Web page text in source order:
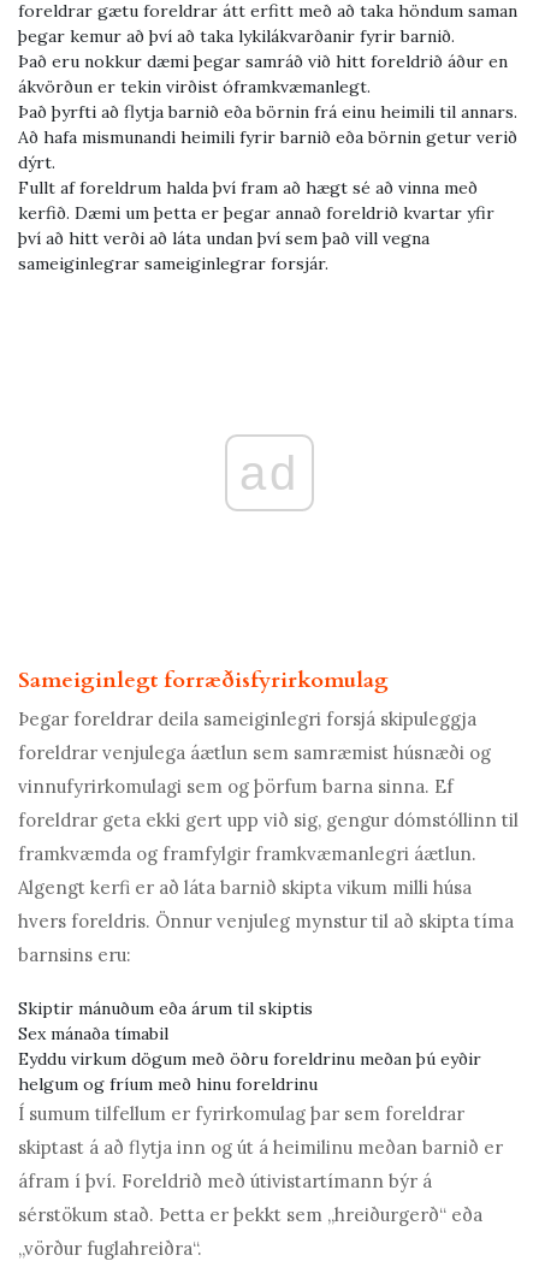
foreldrar gætu foreldrar átt erfitt með að taka höndum saman
þegar kemur að því að taka lykilákvarðanir fyrir barnið.
Það eru nokkur dæmi þegar samráð við hitt foreldrið áður en
ákvörðun er tekin virðist óframkvæmanlegt.
Það þyrfti að flytja barnið eða börnin frá einu heimili til annars.
Að hafa mismunandi heimili fyrir barnið eða börnin getur verið
dýrt.
Fullt af foreldrum halda því fram að hægt sé að vinna með
kerfið. Dæmi um þetta er þegar annað foreldrið kvartar yfir
því að hitt verði að láta undan því sem það vill vegna
sameiginlegrar sameiginlegrar forsjár.
ad
Sameiginlegt forræðisfyrirkomulag
Þegar foreldrar deila sameiginlegri forsjá skipuleggja
foreldrar venjulega áætlun sem samræmist húsnæði og
vinnufyrirkomulagi sem og þörfum barna sinna. Ef
foreldrar geta ekki gert upp við sig, gengur dómstóllinn til
framkvæmda og framfylgir framkvæmanlegri áætlun.
Algengt kerfi er að láta barnið skipta vikum milli húsa
hvers foreldris. Önnur venjuleg mynstur til að skipta tíma
barnsins eru:
Skiptir mánuðum eða árum til skiptis
Sex mánaða tímabil
Eyddu virkum dögum með öðru foreldrinu meðan þú eyðir
helgum og fríum með hinu foreldrinu
Í sumum tilfellum er fyrirkomulag þar sem foreldrar
skiptast á að flytja inn og út á heimilinu meðan barnið er
áfram í því. Foreldrið með útivistartímann býr á
sérstökum stað. Þetta er þekkt sem „hreiðurgerð“ eða
„vörður fuglahreiðra“.